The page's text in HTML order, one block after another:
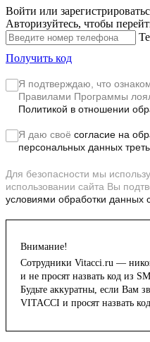
Войти или
Авторизуйтесь, чтобы
Получить код
Я подтверждаю, что
Правилами Программы
Политикой в отношении
Я даю своё согласие на
персональных данных
Для безопасности мы
использовании сайта Вы
условиями обработки данных
Внимание!
Сотрудники Vitacci.ru —
и не просят назвать код из
Будьте аккуратны, если Вам
VITACCI и просят назвать